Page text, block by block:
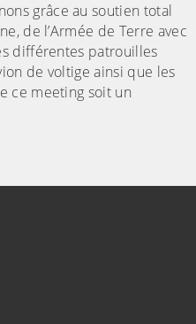
grâce au soutien total
de l’Armée de Terre avec
différentes patrouilles
de voltige ainsi que les
ce meeting soit un